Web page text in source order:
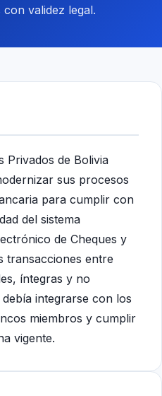
validez legal.
Privados de Bolivia
sus procesos
para cumplir con
del sistema
de Cheques y
transacciones entre
íntegras y no
integrarse con los
miembros y cumplir
vigente.